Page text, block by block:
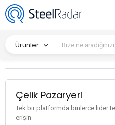
Ürünler
Çelik Pazaryeri
Tek bir platformda binlerce lider
erişin